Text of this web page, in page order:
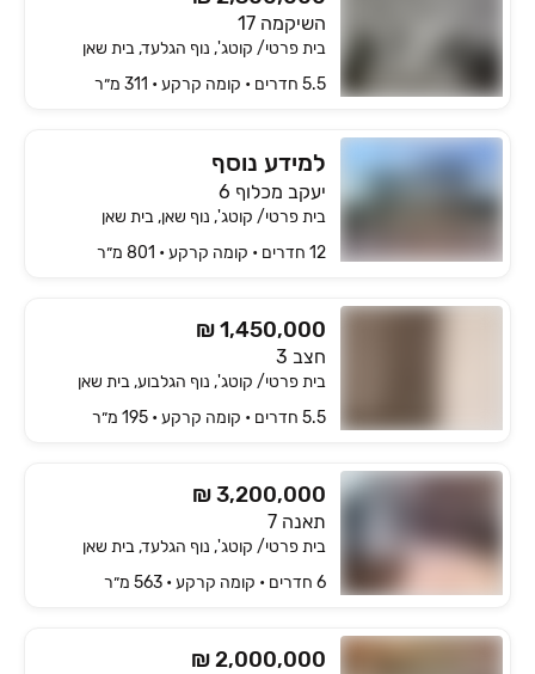
השיקמה 17
בית פרטי/ קוטג', נוף הגלעד, בית שאן
5.5 חדרים • קומה ‎קרקע‏ • 311 מ״ר
למידע נוסף
יעקב מכלוף 6
בית פרטי/ קוטג', נוף שאן, בית שאן
12 חדרים • קומה ‎קרקע‏ • 801 מ״ר
₪ 1,450,000
חצב 3
בית פרטי/ קוטג', נוף הגלבוע, בית שאן
5.5 חדרים • קומה ‎קרקע‏ • 195 מ״ר
₪ 3,200,000
תאנה 7
בית פרטי/ קוטג', נוף הגלעד, בית שאן
6 חדרים • קומה ‎קרקע‏ • 563 מ״ר
₪ 2,000,000